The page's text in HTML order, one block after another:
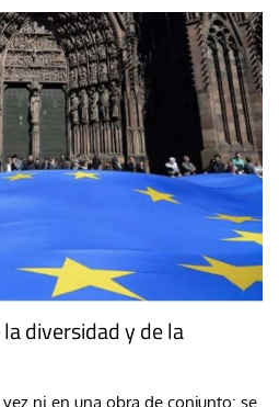
diversidad y de la
vez ni en una obra de conjunto: se